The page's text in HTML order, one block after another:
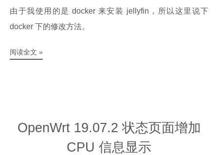
由于我使用的是 docker 来安装 jellyfin，所以这里说下
docker 下的修改方法。
阅读全文 »
OpenWrt 19.07.2 状态页面增加
CPU 信息显示